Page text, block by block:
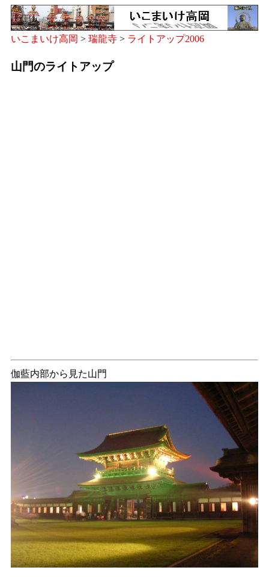
いこまいけ高岡 > 瑞龍寺 > ライトアップ2006
山門のライトアップ
伽藍内部から見た山門